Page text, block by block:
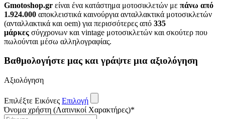
Gmotoshop.gr είναι ένα κατάστημα μοτοσικλετών με πάνω από
1.924.000 αποκλειστικά καινούργια ανταλλακτικά μοτοσικλετών
(ανταλλακτικά και oem) για περισσότερες από 335
μάρκες σύγχρονων και vintage μοτοσικλετών και σκούτερ που
πωλούνται μέσω αλληλογραφίας.
Βαθμολογήστε μας και γράψτε μια αξιολόγηση
Αξιολόγηση
Επιλέξτε Εικόνες Επιλογή
Όνομα χρήστη (Λατινικοί Χαρακτήρες)*